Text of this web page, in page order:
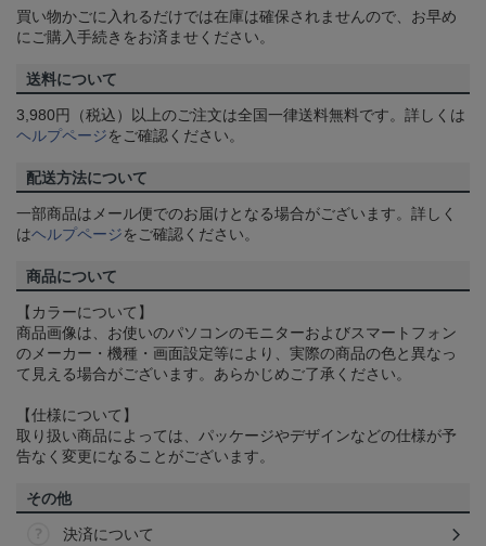
買い物かごに入れるだけでは在庫は確保されませんので、お早め
にご購入手続きをお済ませください。
送料について
3,980円（税込）以上のご注文は全国一律送料無料です。詳しくは
ヘルプページをご確認ください。
配送方法について
一部商品はメール便でのお届けとなる場合がございます。詳しく
はヘルプページをご確認ください。
商品について
【カラーについて】
商品画像は、お使いのパソコンのモニターおよびスマートフォン
のメーカー・機種・画面設定等により、実際の商品の色と異なっ
て見える場合がございます。あらかじめご了承ください。
【仕様について】
取り扱い商品によっては、パッケージやデザインなどの仕様が予
告なく変更になることがございます。
その他
決済について